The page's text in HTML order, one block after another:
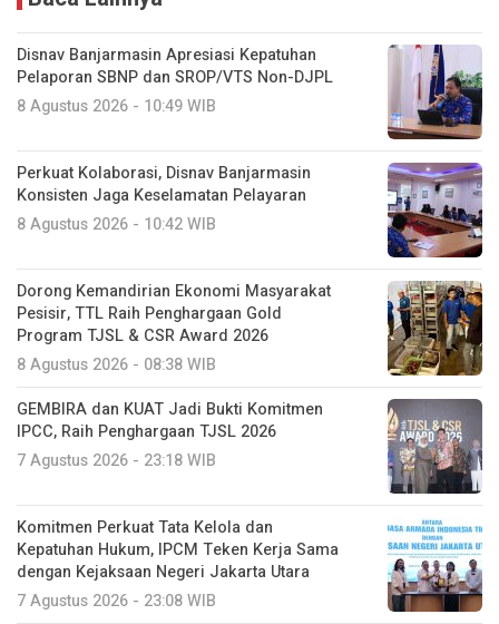
Disnav Banjarmasin Apresiasi Kepatuhan
Pelaporan SBNP dan SROP/VTS Non-DJPL
8 Agustus 2026 - 10:49 WIB
Perkuat Kolaborasi, Disnav Banjarmasin
Konsisten Jaga Keselamatan Pelayaran
8 Agustus 2026 - 10:42 WIB
Dorong Kemandirian Ekonomi Masyarakat
Pesisir, TTL Raih Penghargaan Gold
Program TJSL & CSR Award 2026
8 Agustus 2026 - 08:38 WIB
GEMBIRA dan KUAT Jadi Bukti Komitmen
IPCC, Raih Penghargaan TJSL 2026
7 Agustus 2026 - 23:18 WIB
Komitmen Perkuat Tata Kelola dan
Kepatuhan Hukum, IPCM Teken Kerja Sama
dengan Kejaksaan Negeri Jakarta Utara
7 Agustus 2026 - 23:08 WIB